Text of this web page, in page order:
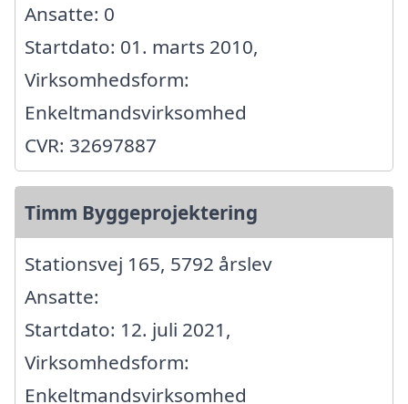
Ansatte: 0
Startdato: 01. marts 2010,
Virksomhedsform:
Enkeltmandsvirksomhed
CVR: 32697887
Timm Byggeprojektering
Stationsvej 165, 5792 årslev
Ansatte:
Startdato: 12. juli 2021,
Virksomhedsform:
Enkeltmandsvirksomhed